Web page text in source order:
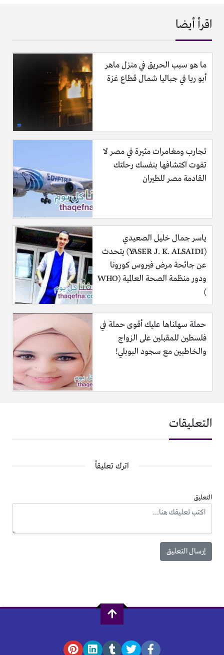
اقرأ أيضا
ما هو سبب الحريق في منزل ماهر
أبو ريا في جباليا شمال قطاع غزة
تجارب ومغامرات مثيرة في مصر لا
تفوت اكتشافها بنفسك رحلتك
القادمة مصر للطيران
ياسر جمال خليل الصعيدي
(YASER J. K. ALSAIDI) يتحدث
عن جائحة مرض فيروس كورونا
ودور منظمة الصحة العالمية (WHO
)
حملة سهلناها عليك أقوى حملة في
فلسطين للمقبلين على الزواج
والخاطبين مع سجود البوبلي!
التعليقات
اترك تعليقاً
التعليق